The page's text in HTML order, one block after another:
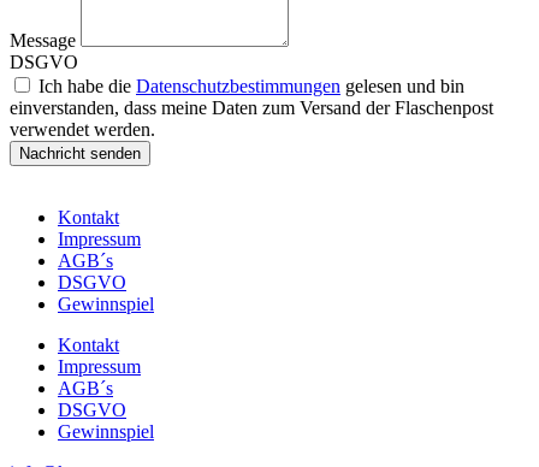
Message
DSGVO
Ich habe die Datenschutzbestimmungen gelesen und bin
einverstanden, dass meine Daten zum Versand der Flaschenpost
verwendet werden.
Nachricht senden
Kontakt
Impressum
AGB´s
DSGVO
Gewinnspiel
Kontakt
Impressum
AGB´s
DSGVO
Gewinnspiel